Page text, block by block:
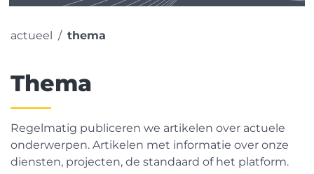
actueel thema
Thema
Regelmatig publiceren we artikelen over actuele
onderwerpen. Artikelen met informatie over onze
diensten, projecten, de standaard of het platform.